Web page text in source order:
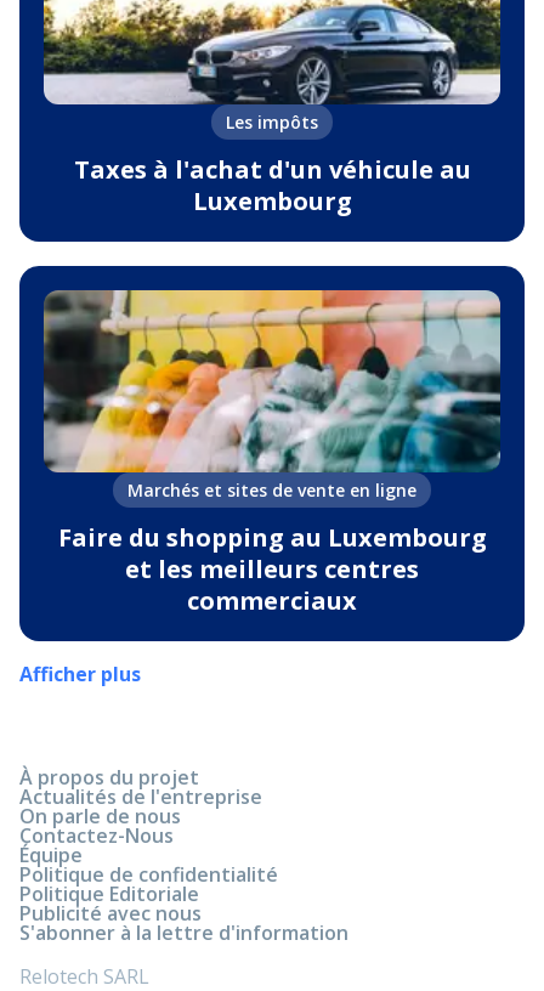
Les impôts
Taxes à l'achat d'un véhicule au
Luxembourg
Marchés et sites de vente en ligne
Faire du shopping au Luxembourg
et les meilleurs centres
commerciaux
Afficher plus
À propos du projet
Actualités de l'entreprise
On parle de nous
Contactez-Nous
Équipe
Politique de confidentialité
Politique Editoriale
Publicité avec nous
S'abonner à la lettre d'information
Relotech SARL